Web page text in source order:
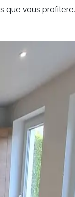
que vous